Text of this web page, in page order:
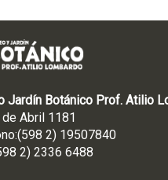
Jardín Botánico Prof. Atilio
de Abril 1181
2) 19507840
2) 2336 6488